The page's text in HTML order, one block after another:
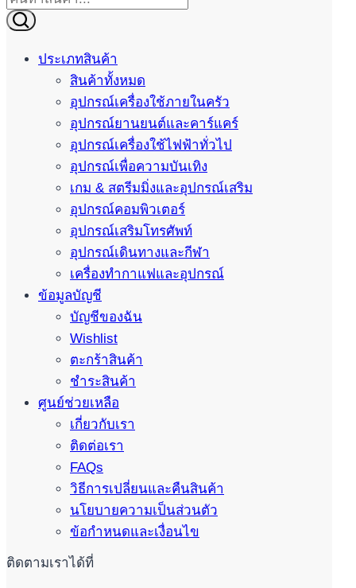
ประเภทสินค้า
สินค้าทั้งหมด
อุปกรณ์เครื่องใช้ภายในครัว
อุปกรณ์ยานยนต์และคาร์แคร์
อุปกรณ์เครื่องใช้ไฟฟ้าทั่วไป
อุปกรณ์เพื่อความบันเทิง
เกม & สตรีมมิ่งและอุปกรณ์เสริม
อุปกรณ์คอมพิวเตอร์
อุปกรณ์เสริมโทรศัพท์
อุปกรณ์เดินทางและกีฬา
เครื่องทำกาแฟและอุปกรณ์
ข้อมูลบัญชี
บัญชีของฉัน
Wishlist
ตะกร้าสินค้า
ชำระสินค้า
ศูนย์ช่วยเหลือ
เกี่ยวกับเรา
ติดต่อเรา
FAQs
วิธีการเปลี่ยนและคืนสินค้า
นโยบายความเป็นส่วนตัว
ข้อกำหนดและเงื่อนไข
ติดตามเราได้ที่